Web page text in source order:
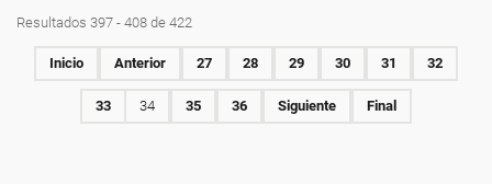
Resultados 397 - 408 de 422
Inicio Anterior 27 28 29 30 31 32
33 34 35 36 Siguiente Final